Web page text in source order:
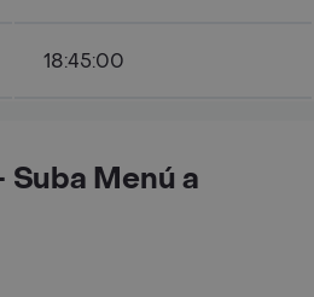
18:45:00
Suba Menú a